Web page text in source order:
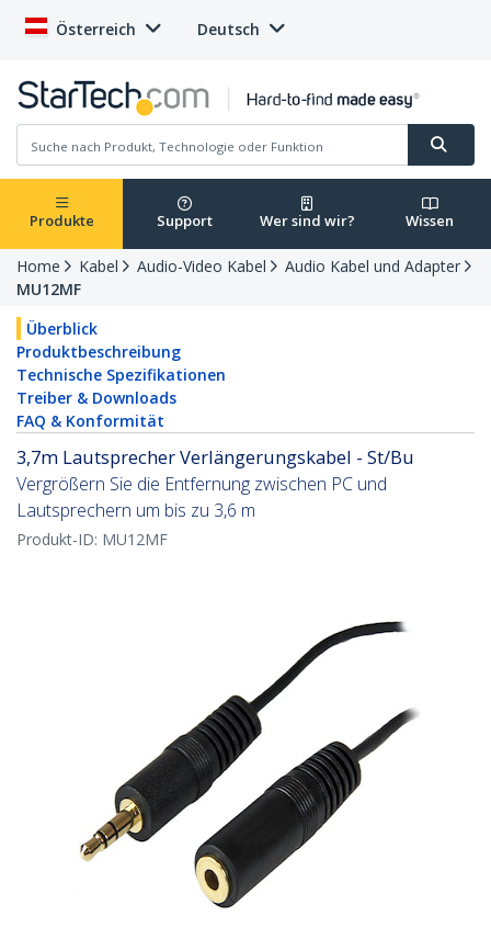
Österreich Deutsch
Produkte Support Wer sind wir? Wissen
Home Kabel Audio-Video Kabel
Audio Kabel und Adapter
MU12MF
Überblick
Produktbeschreibung
Technische Spezifikationen
Treiber & Downloads
FAQ & Konformität
3,7m Lautsprecher Verlängerungskabel - St/Bu
Vergrößern Sie die Entfernung zwischen PC und
Lautsprechern um bis zu 3,6 m
Produkt-ID: MU12MF